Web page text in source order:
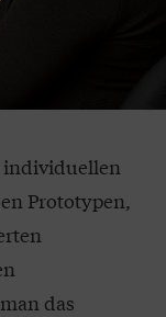
individuellen
Prototypen,
das